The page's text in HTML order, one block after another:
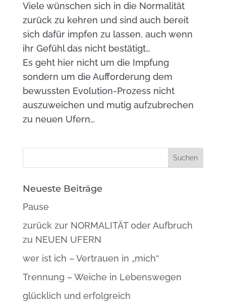
Viele wünschen sich in die Normalität
zurück zu kehren und sind auch bereit
sich dafür impfen zu lassen, auch wenn
ihr Gefühl das nicht bestätigt…
Es geht hier nicht um die Impfung
sondern um die Aufforderung dem
bewussten Evolution-Prozess nicht
auszuweichen und mutig aufzubrechen
zu neuen Ufern…
Neueste Beiträge
Pause
zurück zur NORMALITÄT oder Aufbruch
zu NEUEN UFERN
wer ist ich – Vertrauen in „mich“
Trennung – Weiche in Lebenswegen
glücklich und erfolgreich